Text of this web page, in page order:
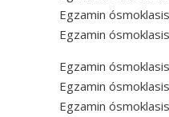
Egzamin
Egzamin
Egzamin
Egzamin
Egzamin